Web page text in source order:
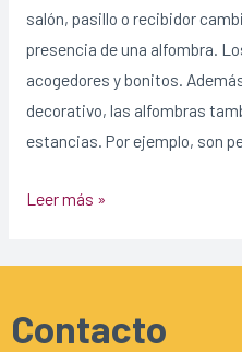
salón, pasillo o recibidor
presencia de una alfombra.
acogedores y bonitos.
decorativo, las alfombras
estancias. Por ejemplo, son
Leer más »
Contacto